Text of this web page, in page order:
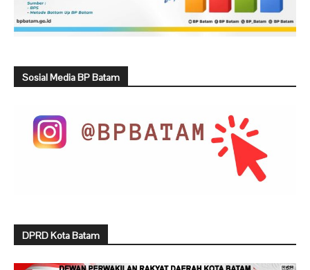
Sosial Media BP Batam
DPRD Kota Batam